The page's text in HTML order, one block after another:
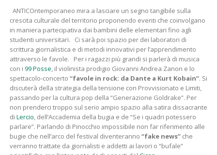
ANTICOntemporaneo mira a lasciare un segno tangibile sulla
crescita culturale del territorio proponendo eventi che coinvolgano
in maniera partecipativa dai bambini delle elementari fino agli
studenti universitari. Ci sarà poi spazio per dei laboratori di
scrittura giornalistica e di metodi innovativi per l’apprendimento
attraverso le favole. Per i ragazzi più grandi si parlerà di musica
con i 99 Posse , il violinista prodigio Giovanni Andrea Zanon e lo
spettacolo-concerto “favole in rock: da Dante a Kurt Kobain”. Si
discuterà della strategia della tensione con Provvisionato e Limiti,
passando per la cultura pop della “Generazione Goldrake”. Per
non prenderci troppo sul serio ampio spazio alla satira dissacrante
di Lercio , dell’Accademia della bugia e de “Se i quadri potessero
parlare”. Parlando di Pinocchio impossibile non far riferimento alle
bugie che nell’arco del festival diventeranno “fake news” che
verranno trattate da giornalisti e addetti ai lavori o “bufale”